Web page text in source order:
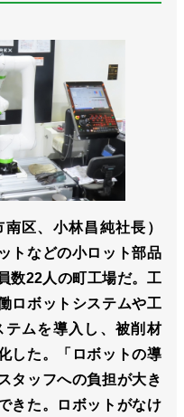
区、小林昌純社長）
トなどの小ロット部品
数22人の町工場だ。工
ロボットシステムや工
ムを導入し、被削材
した。「ロボットの導
タッフへの負担が大き
きた。ロボットがなけ